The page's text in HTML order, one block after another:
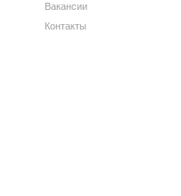
Вакансии
Контакты